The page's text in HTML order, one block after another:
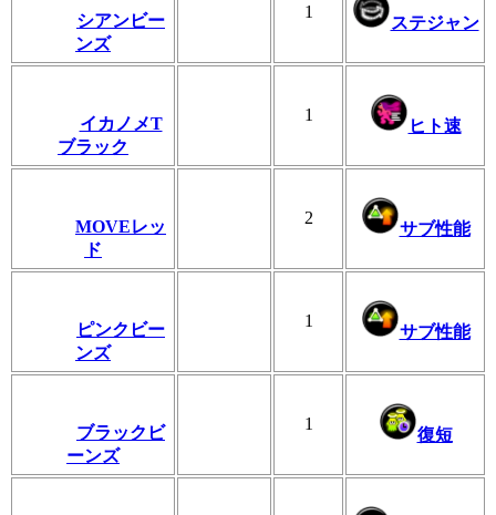
シアンビー
ンズ
1
ステジャン
イカノメT
ブラック
1
ヒト速
MOVEレッ
ド
2
サブ性能
ピンクビー
ンズ
1
サブ性能
ブラックビ
ーンズ
1
復短